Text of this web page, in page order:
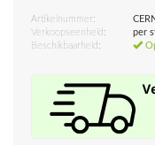
Artikelnummer:
Verkoopseenheid:
per
Beschikbaarheid: